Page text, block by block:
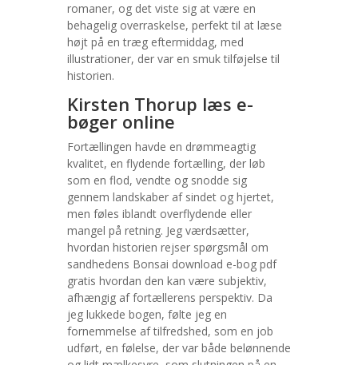
romaner, og det viste sig at være en
behagelig overraskelse, perfekt til at læse
højt på en træg eftermiddag, med
illustrationer, der var en smuk tilføjelse til
historien.
Kirsten Thorup læs e-
bøger online
Fortællingen havde en drømmeagtig
kvalitet, en flydende fortælling, der løb
som en flod, vendte og snodde sig
gennem landskaber af sindet og hjertet,
men føles iblandt overflydende eller
mangel på retning. Jeg værdsætter,
hvordan historien rejser spørgsmål om
sandhedens Bonsai download e-bog pdf
gratis hvordan den kan være subjektiv,
afhængig af fortællerens perspektiv. Da
jeg lukkede bogen, følte jeg en
fornemmelse af tilfredshed, som en job
udført, en følelse, der var både belønnende